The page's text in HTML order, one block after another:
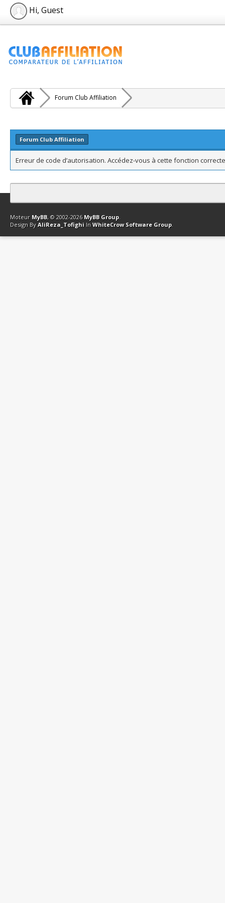
Hi, Guest
Forum Club Affiliation
Forum Club Affiliation
Erreur de code d’autorisation. Accédez-vous à cette fonction
Contact Club Affiliation Retourner en haut Version bas-débit
Moteur MyBB, © 2002-2026 MyBB Group.
Design By AliReza_Tofighi In WhiteCrow Software Group.